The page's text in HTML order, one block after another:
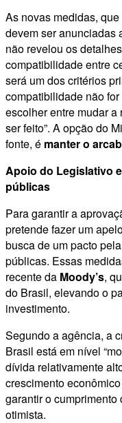
As novas medidas,
devem ser anunciadas
não revelou os
compatibilidade entre
será um dos critérios
compatibilidade não
escolher entre mudar a
ser feito”. A opção do
fonte, é manter o
Apoio do Legislativo
públicas
Para garantir a
pretende fazer um
busca de um pacto
públicas. Essas
recente da Moody’s,
do Brasil, elevando o
investimento.
Segundo a agência, a
Brasil está em nível
dívida relativamente
crescimento
garantir o
otimista.